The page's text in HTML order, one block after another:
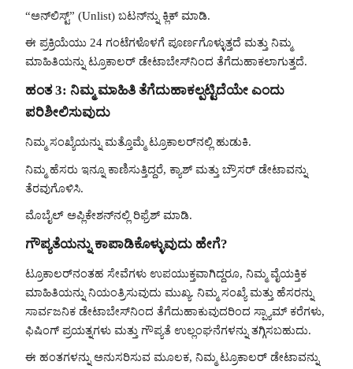
“ಅನ್‌ಲಿಸ್ಟ್” (Unlist) ಬಟನ್‌ನ್ನು ಕ್ಲಿಕ್ ಮಾಡಿ.
ಈ ಪ್ರಕ್ರಿಯೆಯು 24 ಗಂಟೆಗಳೊಳಗೆ ಪೂರ್ಣಗೊಳ್ಳುತ್ತದೆ ಮತ್ತು ನಿಮ್ಮ
ಮಾಹಿತಿಯನ್ನು ಟ್ರೂಕಾಲರ್ ಡೇಟಾಬೇಸ್‌ನಿಂದ ತೆಗೆದುಹಾಕಲಾಗುತ್ತದೆ.
ಹಂತ 3: ನಿಮ್ಮ ಮಾಹಿತಿ ತೆಗೆದುಹಾಕಲ್ಪಟ್ಟಿದೆಯೇ ಎಂದು
ಪರಿಶೀಲಿಸುವುದು
ನಿಮ್ಮ ಸಂಖ್ಯೆಯನ್ನು ಮತ್ತೊಮ್ಮೆ ಟ್ರೂಕಾಲರ್‌ನಲ್ಲಿ ಹುಡುಕಿ.
ನಿಮ್ಮ ಹೆಸರು ಇನ್ನೂ ಕಾಣಿಸುತ್ತಿದ್ದರೆ, ಕ್ಯಾಶ್ ಮತ್ತು ಬ್ರೌಸರ್ ಡೇಟಾವನ್ನು
ತೆರವುಗೊಳಿಸಿ.
ಮೊಬೈಲ್ ಅಪ್ಲಿಕೇಶನ್‌ನಲ್ಲಿ ರಿಫ್ರೆಶ್ ಮಾಡಿ.
ಗೌಪ್ಯತೆಯನ್ನು ಕಾಪಾಡಿಕೊಳ್ಳುವುದು ಹೇಗೆ?
ಟ್ರೂಕಾಲರ್‌ನಂತಹ ಸೇವೆಗಳು ಉಪಯುಕ್ತವಾಗಿದ್ದರೂ, ನಿಮ್ಮ ವೈಯಕ್ತಿಕ
ಮಾಹಿತಿಯನ್ನು ನಿಯಂತ್ರಿಸುವುದು ಮುಖ್ಯ. ನಿಮ್ಮ ಸಂಖ್ಯೆ ಮತ್ತು ಹೆಸರನ್ನು
ಸಾರ್ವಜನಿಕ ಡೇಟಾಬೇಸ್‌ನಿಂದ ತೆಗೆದುಹಾಕುವುದರಿಂದ ಸ್ಪ್ಯಾಮ್ ಕರೆಗಳು,
ಫಿಷಿಂಗ್ ಪ್ರಯತ್ನಗಳು ಮತ್ತು ಗೌಪ್ಯತೆ ಉಲ್ಲಂಘನೆಗಳನ್ನು ತಗ್ಗಿಸಬಹುದು.
ಈ ಹಂತಗಳನ್ನು ಅನುಸರಿಸುವ ಮೂಲಕ, ನಿಮ್ಮ ಟ್ರೂಕಾಲರ್ ಡೇಟಾವನ್ನು